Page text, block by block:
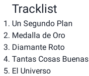
Tracklist
Un Segundo Plan
Medalla de Oro
Diamante Roto
Tantas Cosas Buenas
El Universo